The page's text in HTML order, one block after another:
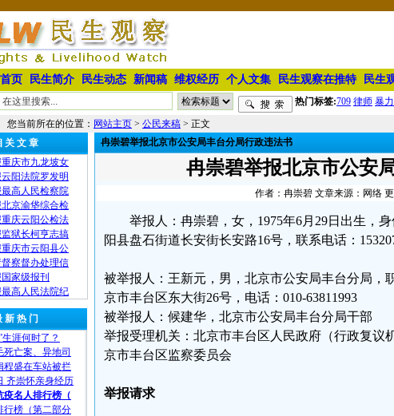
页 民生简介 民生动态 新闻稿 维权经历 个人文集 民生观察在推特 民生
热门标签:709 律师 暴力
您当前所在的位置： 网站主页 > 公民来稿 > 正文
关 文 章
庆市九龙坡女
阳法院罗发明
高人民检察院
京渝垡综合检
庆云阳公检法
狱长柯亨志搞
庆市云阳县公
察督办处理信
家级报刊
高人民法院纪
新 热 门
生涯何时了？
死亡案、异地司
程盛在车站被拦
齐崇怀亲身经历
疫名人排行榜（
行榜（第二部分
冉崇碧举报北京市公安局丰台分局行政违法书
冉崇碧举报北京市公安
作者：冉崇碧 文章来源：网络
举报人：冉崇碧，女，1975年6月29日出生，
阳县盘石街道长安街长安路16号，联系电话：
被举报人：王新元，男，北京市公安局丰台分局，
京市丰台区东大街26号，电话：010-63811993
被举报人：候建华，北京市公安局丰台分局干部
举报受理机关：北京市丰台区人民政府（行政复议
京市丰台区监察委员会
举报请求